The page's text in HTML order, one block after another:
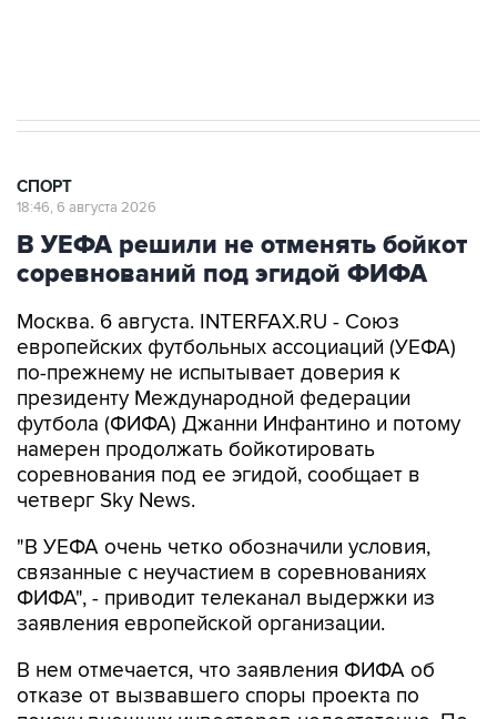
СПОРТ
18:46, 6 августа 2026
В УЕФА решили не отменять бойкот
соревнований под эгидой ФИФА
Москва. 6 августа. INTERFAX.RU - Союз
европейских футбольных ассоциаций (УЕФА)
по-прежнему не испытывает доверия к
президенту Международной федерации
футбола (ФИФА) Джанни Инфантино и потому
намерен продолжать бойкотировать
соревнования под ее эгидой, сообщает в
четверг Sky News.
"В УЕФА очень четко обозначили условия,
связанные с неучастием в соревнованиях
ФИФА", - приводит телеканал выдержки из
заявления европейской организации.
В нем отмечается, что заявления ФИФА об
отказе от вызвавшего споры проекта по